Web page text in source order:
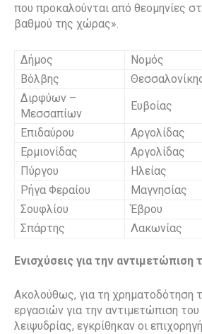
που προκαλούνται από θεομηνίες
βαθμού της χώρας».
Δήμος Νομός
Βόλβης
Διρφύων –
Μεσσαπίων
Ευβοίας
Επιδαύρου
Αργολίδας
Ερμιονίδας
Αργολίδας
Πύργου
Ηλείας
Ρήγα Φεραίου
Μαγνησίας
Σουφλίου
Έβρου
Σπάρτης
Λακωνίας
Ενισχύσεις για την αντιμετώπιση
Ακολούθως, για τη χρηματοδότηση
εργασιών για την αντιμετώπιση
λειψυδρίας, εγκρίθηκαν οι